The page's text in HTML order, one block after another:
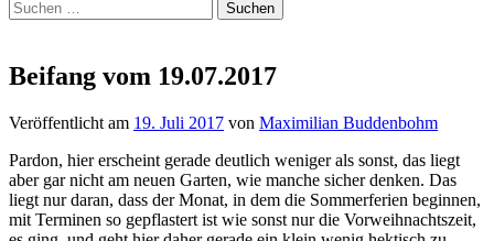
Suchen
nach:
Beifang vom 19.07.2017
Veröffentlicht am 19. Juli 2017 von Maximilian Buddenbohm
Pardon, hier erscheint gerade deutlich weniger als sonst, das liegt
aber gar nicht am neuen Garten, wie manche sicher denken. Das
liegt nur daran, dass der Monat, in dem die Sommerferien beginnen,
mit Terminen so gepflastert ist wie sonst nur die Vorweihnachtszeit,